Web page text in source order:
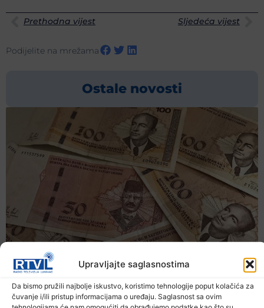
Upravljajte saglasnostima
Da bismo pružili najbolje iskustvo, koristimo tehnologije poput kolačića za
čuvanje i/ili pristup informacijama o uređaju. Saglasnost sa ovim
Prethodna vijest Sljedeća vijest
Podijelite na mrežama
Ostale novosti